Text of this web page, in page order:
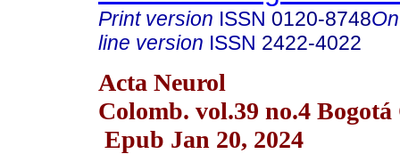
Print version ISSN 0120-8748
line version ISSN 2422-4022
Acta Neurol
Colomb. vol.39 no.4 Bogotá
Epub Jan 20, 2024